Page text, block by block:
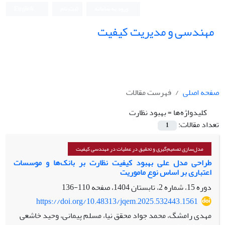
مهندسی و مدیریت کیفیت
صفحه اصلی
فهرست مقالات
کلیدواژه‌ها =بهبود نظارت
تعداد مقالات:
1
مدل‌سازی تصمیم‌گیری و تحقیق در عملیات در مهندسی کیفیت
طراحی مدل علی بهبود کیفیت نظارت بر بانک‌ها و موسسات
اعتباری بر اساس نوع ماموریت
دوره 15، شماره 2، تابستان 1404، صفحه
110-136
https://doi.org/10.48313/jqem.2025.532443.1561
مهدی رامشگ، محمد جواد محقق نیا، مسلم پیمانی، وحید خاشعی